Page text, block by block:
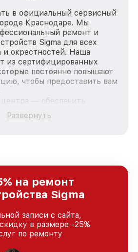
в официальный сервисный
Краснодаре. Мы
ремонт и
Sigma для всех
и окрестностей. Наша
из сертифицированных
постоянно повышают
чтобы предоставить вам
— обеспечить
доступный ремонт для
продукции Sigma, вне
повышая уровень
наших клиентов.
Развернуть
на ремонт
Sigma
записи с сайта,
в размере -25%
по ремонту